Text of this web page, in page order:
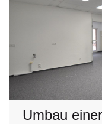
Umbau